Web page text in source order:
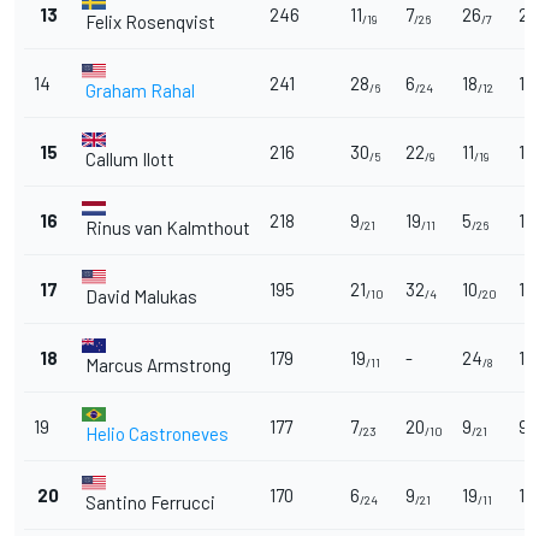
13 Felix Rosenqvist 246 11/19 7/26 26/7 22
14 Graham Rahal 241 28/6 6/24 18/12 13
15 Callum Ilott 216 30/5 22/9 11/19 17
16 Rinus van Kalmthout 218 9/21 19/11 5/26 14
17 David Malukas 195 21/10 32/4 10/20 11
18 Marcus Armstrong 179 19/11 - 24/8 19
19 Helio Castroneves 177 7/23 20/10 9/21 9
20 Santino Ferrucci 170 6/24 9/21 19/11 10